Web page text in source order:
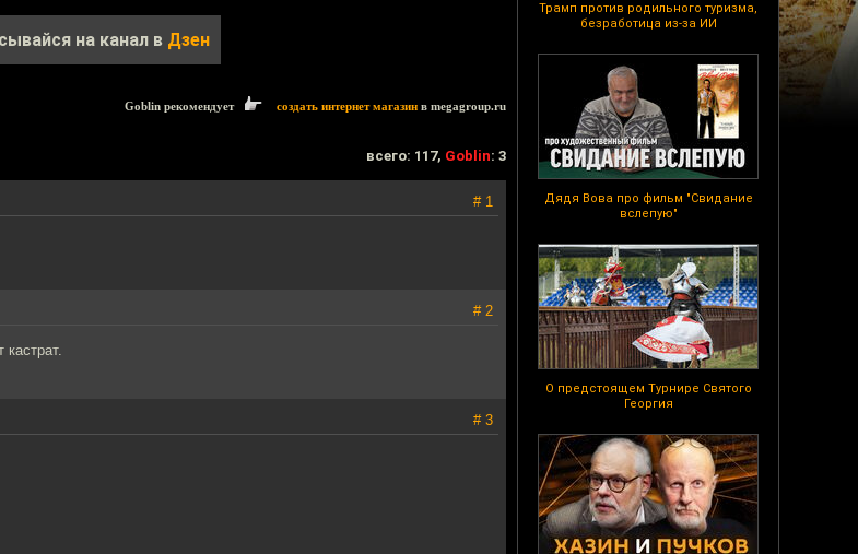
Трамп против родильного туризма,
безработица из-за ИИ
Дядя Вова про фильм "Свидание
вслепую"
О предстоящем Турнире Святого
Георгия
на канал в Дзен
Goblin рекомендует создать интернет магазин в megagroup.ru
всего: 117, Goblin: 3
# 1
# 2
кастрат.
# 3